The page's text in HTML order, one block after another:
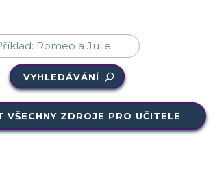
VYHLEDÁVÁNÍ
VŠECHNY ZDROJE PRO UČITELE